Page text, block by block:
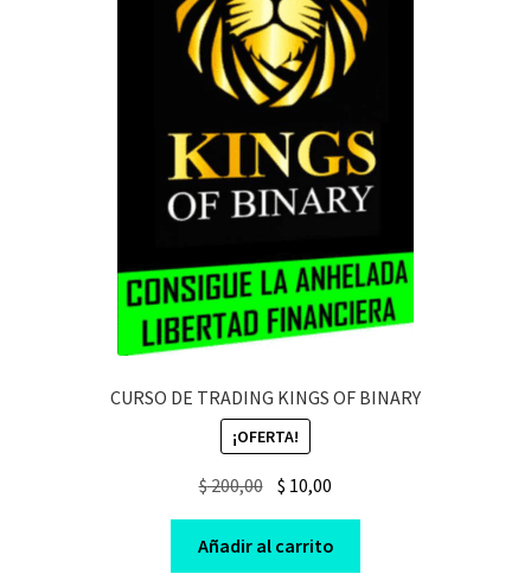
CURSO DE TRADING KINGS OF BINARY
¡OFERTA!
$200,00 Original
was:
$ 200,00.
$ 10,00
is:
$ 10,00.
Añadir al carrito